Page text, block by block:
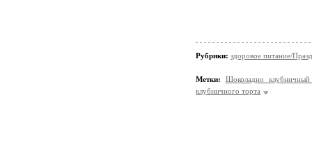
Рубрики: здоровое питание/
Метки:
Шоколадно клубничный
клубничного торта